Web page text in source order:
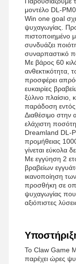
μοντέλο DL-
Win one goal
ψυχαγωγίας.
πιστοποιημένο
συνδυάζει
συναρπαστικό
Με βάρος 60
ανθεκτικότητα,
προσφέρει
ευκαιρίες
ξύλινο πλαίσιο,
παράδοση
Διαθέσιμο στην
ελάχιστη
Dreamland DL-
προμήθειας
γίνεται εύκολα
Με εγγύηση 2
βραβείων
ικανοποίηση
προσθήκη σε
ψυχαγωγίας που
αξιόπιστες
Το Claw Game
παρέχει ώρες